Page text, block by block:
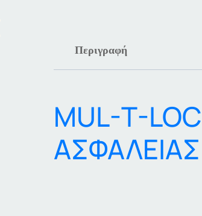
Περιγραφή
MUL-T-
ΑΣΦΑΛΕΙΑΣ